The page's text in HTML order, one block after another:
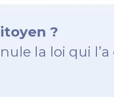
?
la loi qui l’a